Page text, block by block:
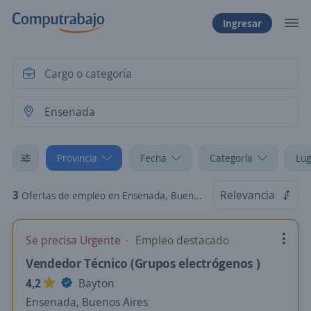
Ingresar
Provincia Fecha Categoría
3 Ofertas de empleo en Ensenada, Buenos Aires Relevancia
Se precisa Urgente Empleo destacado
Vendedor Técnico (Grupos electrógenos )
4,2
Bayton
Ensenada, Buenos Aires